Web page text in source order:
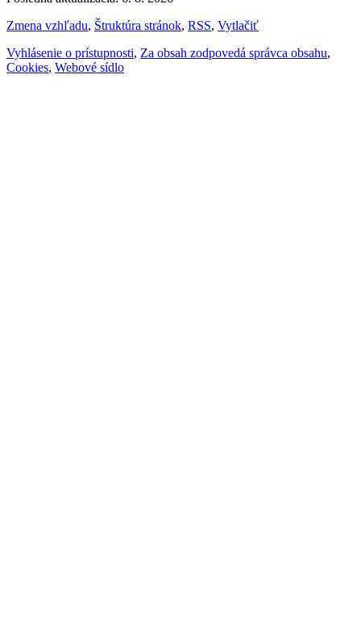
Zmena vzhľadu, Štruktúra stránok, RSS, Vytlačiť
Vyhlásenie o prístupnosti, Za obsah zodpovedá správca obsahu,
Cookies, Webové sídlo